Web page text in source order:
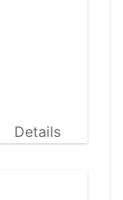
Details